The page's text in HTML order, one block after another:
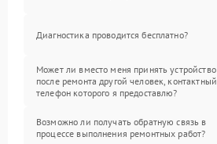
Диагностика проводится бесплатно?
Может ли вместо меня принять устройство
после ремонта другой человек, контактный
телефон которого я предоставлю?
Возможно ли получать обратную связь в
процессе выполнения ремонтных работ?